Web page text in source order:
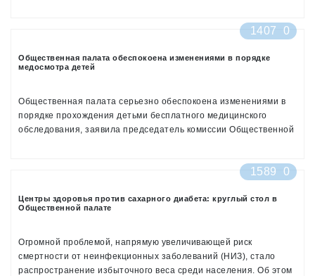
Петербурга по качеству жизни, социальной политике и делам
лекарственного обеспечения в городе.
1407 0
Общественная палата обеспокоена изменениями в порядке
медосмотра детей
Общественная палата серьезно обеспокоена изменениями в
порядке прохождения детьми бесплатного медицинского
обследования, заявила председатель комиссии Общественной
1589 0
Центры здоровья против сахарного диабета: круглый стол в
Общественной палате
Огромной проблемой, напрямую увеличивающей риск
смертности от неинфекционных заболеваний (НИЗ), стало
распространение избыточного веса среди населения. Об этом